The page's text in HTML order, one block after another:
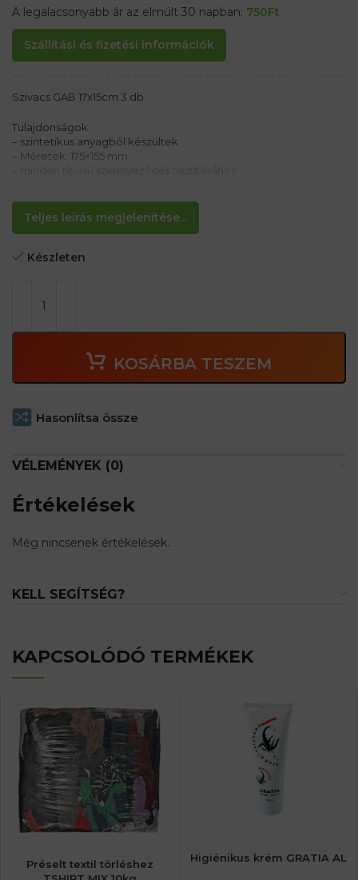
A legalacsonyabb ár az elmúlt 30 napban: 750Ft
Szállítási és fizetési információk
Teljes leírás megjelenítése...
Szivacs GAB 17x15cm 3 db
Tulajdonságok:
– szintetikus anyagból készültek
– Méretek: 175×155 mm
Készleten
KOSÁRBA TESZEM
Hasonlítsa össze
VÉLEMÉNYEK (0)
Értékelések
Még nincsenek értékelések.
KELL SEGÍTSÉG?
KAPCSOLÓDÓ TERMÉKEK
Préselt textil törléshez
Higiénikus krém GRATIA AL